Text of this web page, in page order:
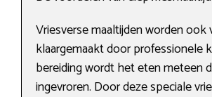
Vriesverse maaltijden worden ook
klaargemaakt door professionele
bereiding wordt het eten meteen
ingevroren. Door deze speciale